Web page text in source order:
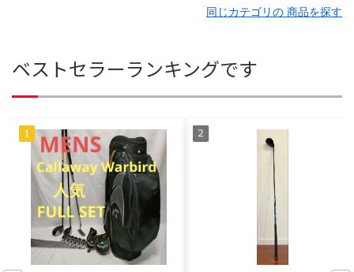
同じカテゴリの 商品を探す
ベストセラーランキングです